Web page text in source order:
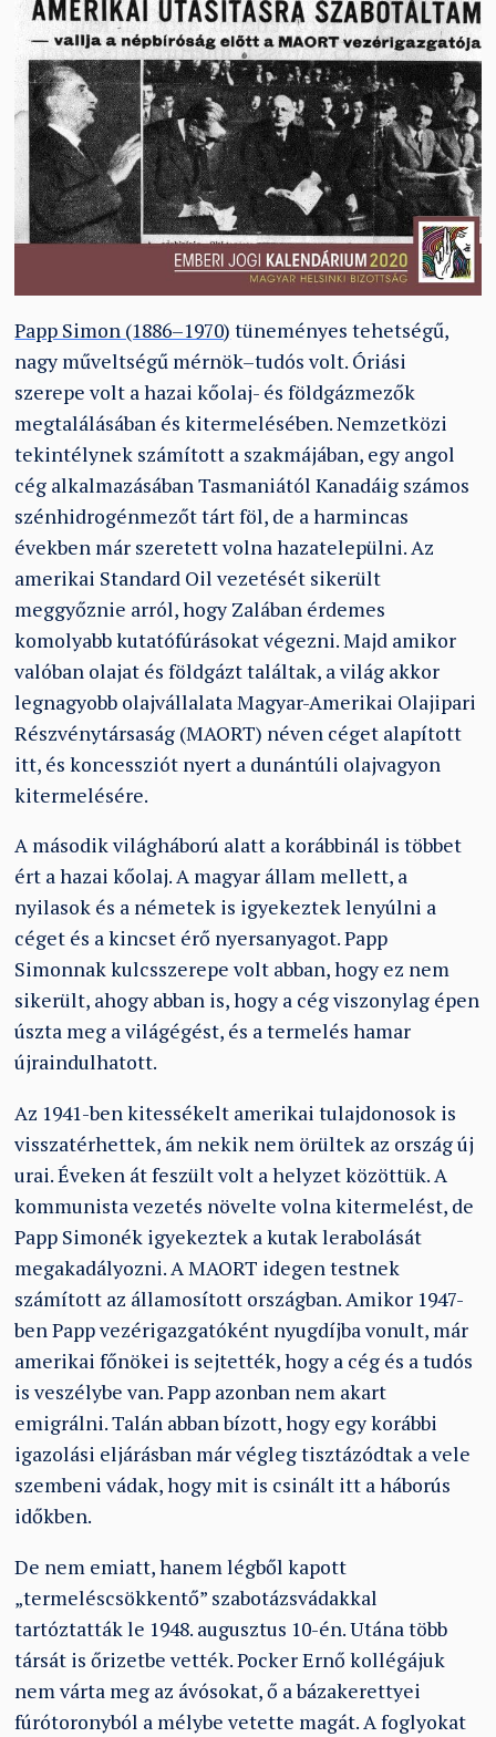
Papp Simon (1886–1970) tüneményes tehetségű,
nagy műveltségű mérnök–tudós volt. Óriási
szerepe volt a hazai kőolaj- és földgázmezők
megtalálásában és kitermelésében. Nemzetközi
tekintélynek számított a szakmájában, egy angol
cég alkalmazásában Tasmaniától Kanadáig számos
szénhidrogénmezőt tárt föl, de a harmincas
években már szeretett volna hazatelepülni. Az
amerikai Standard Oil vezetését sikerült
meggyőznie arról, hogy Zalában érdemes
komolyabb kutatófúrásokat végezni. Majd amikor
valóban olajat és földgázt találtak, a világ akkor
legnagyobb olajvállalata Magyar-Amerikai Olajipari
Részvénytársaság (MAORT) néven céget alapított
itt, és koncessziót nyert a dunántúli olajvagyon
kitermelésére.
A második világháború alatt a korábbinál is többet
ért a hazai kőolaj. A magyar állam mellett, a
nyilasok és a németek is igyekeztek lenyúlni a
céget és a kincset érő nyersanyagot. Papp
Simonnak kulcsszerepe volt abban, hogy ez nem
sikerült, ahogy abban is, hogy a cég viszonylag épen
úszta meg a világégést, és a termelés hamar
újraindulhatott.
Az 1941-ben kitessékelt amerikai tulajdonosok is
visszatérhettek, ám nekik nem örültek az ország új
urai. Éveken át feszült volt a helyzet közöttük. A
kommunista vezetés növelte volna kitermelést, de
Papp Simonék igyekeztek a kutak lerabolását
megakadályozni. A MAORT idegen testnek
számított az államosított országban. Amikor 1947-
ben Papp vezérigazgatóként nyugdíjba vonult, már
amerikai főnökei is sejtették, hogy a cég és a tudós
is veszélybe van. Papp azonban nem akart
emigrálni. Talán abban bízott, hogy egy korábbi
igazolási eljárásban már végleg tisztázódtak a vele
szembeni vádak, hogy mit is csinált itt a háborús
időkben.
De nem emiatt, hanem légből kapott
„termeléscsökkentő” szabotázsvádakkal
tartóztatták le 1948. augusztus 10-én. Utána több
társát is őrizetbe vették. Pocker Ernő kollégájuk
nem várta meg az ávósokat, ő a bázakerettyei
fúrótoronyból a mélybe vetette magát. A foglyokat